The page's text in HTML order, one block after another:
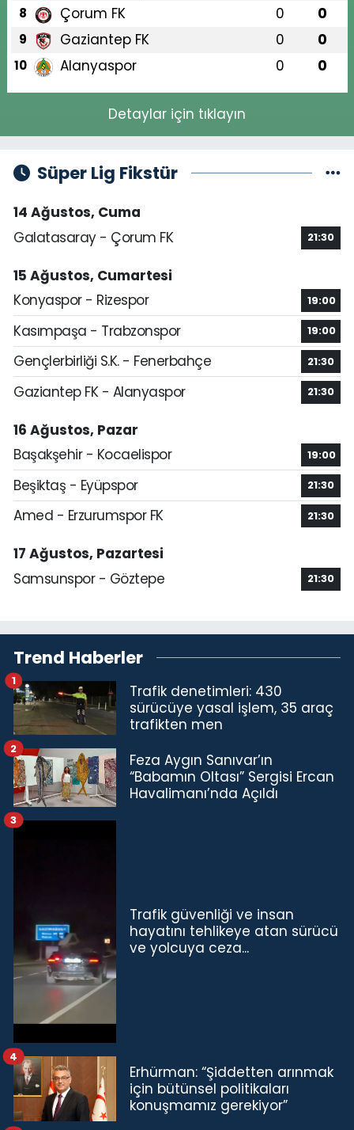
8 Çorum FK 0 0
9 Gaziantep FK 0 0
10 Alanyaspor 0 0
Detaylar için tıklayın
Süper Lig Fikstür
14 Ağustos, Cuma
Galatasaray - Çorum FK
21:30
15 Ağustos, Cumartesi
Konyaspor - Rizespor
19:00
Kasımpaşa - Trabzonspor 19:00
Gençlerbirliği S.K. - Fenerbahçe 21:30
Gaziantep FK - Alanyaspor 21:30
16 Ağustos, Pazar
Başakşehir - Kocaelispor
19:00
Beşiktaş - Eyüpspor 21:30
Amed - Erzurumspor FK 21:30
17 Ağustos, Pazartesi
Samsunspor - Göztepe
21:30
Trend Haberler
Trafik denetimleri: 430
sürücüye yasal işlem, 35 araç
trafikten men
1
Feza Aygın Sanıvar’ın
“Babamın Oltası” Sergisi Ercan
Havalimanı’nda Açıldı
2
Trafik güvenliği ve insan
hayatını tehlikeye atan sürücü
ve yolcuya ceza...
3
Erhürman: “Şiddetten arınmak
için bütünsel politikaları
konuşmamız gerekiyor”
4